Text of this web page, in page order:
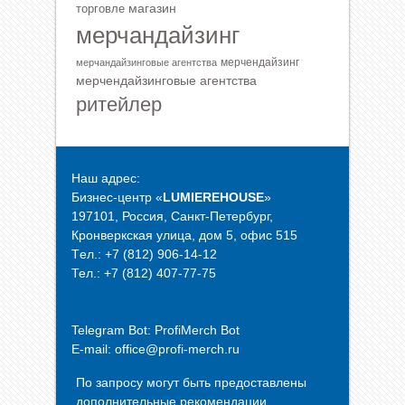
торговле магазин
мерчандайзинг
мерчандайзинговые агентства мерчендайзинг
мерчендайзинговые агентства
ритейлер
Наш адрес:
Бизнес-центр «LUMIEREHOUSE»
197101, Россия, Санкт-Петербург,
Кронверкская улица, дом 5, офис 515
Tел.: +7 (812) 906-14-12
Тел.: +7 (812) 407-77-75
Telegram Bot: ProfiMerch Bot
E-mail: office@profi-merch.ru
По запросу могут быть предоставлены
дополнительные рекомендации